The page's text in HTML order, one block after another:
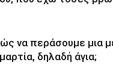
να περάσουμε μια
δηλαδή άγια;